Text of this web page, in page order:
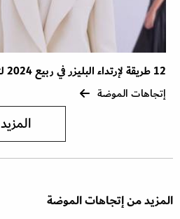
12 طريقة لإرتداء البليزر في ربيع 2024 لتتفردي بأسلوبك الأنيق
إتجاهات الموضة
المزيد
المزيد من إتجاهات الموضة